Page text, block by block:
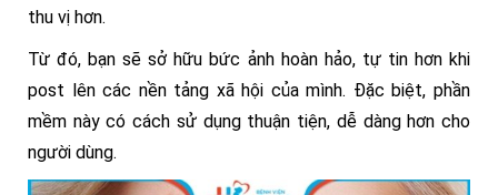
thu vị hơn.
Từ đó, bạn sẽ sở hữu bức ảnh hoàn hảo, tự tin hơn khi
post lên các nền tảng xã hội của mình. Đặc biệt, phần
mềm này có cách sử dụng thuận tiện, dễ dàng hơn cho
người dùng.